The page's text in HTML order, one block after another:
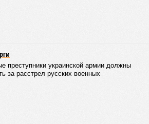
преступники украинской армии должны
за расстрел русских военных